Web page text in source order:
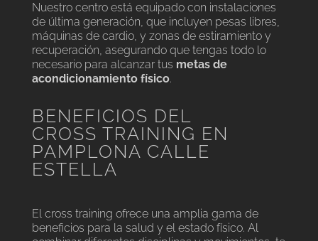
Nuestro centro está equipado con instalaciones
de última generación, que incluyen pesas libres,
máquinas de cardio, y zonas de estiramiento y
recuperación, asegurando que tengas todo lo
necesario para alcanzar tus metas de
acondicionamiento físico.
BENEFICIOS DEL
CROSS TRAINING EN
PAMPLONA CALLE
ESTELLA
El cross training ofrece una amplia gama de
beneficios para la salud y el estado físico. Al